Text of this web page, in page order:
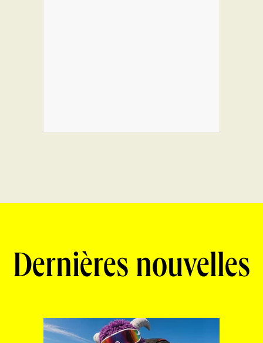
Dernières nouvelles